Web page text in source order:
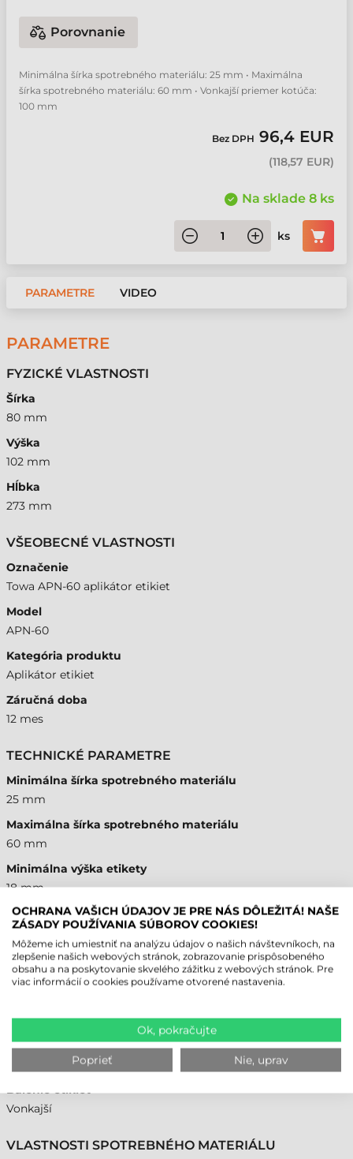
Porovnanie
Minimálna šírka spotrebného materiálu: 25 mm • Maximálna
šírka spotrebného materiálu: 60 mm • Vonkajší priemer kotúča:
100 mm
Bez DPH 96,4 EUR
(118,57 EUR)
Na sklade 8 ks
ks
PARAMETRE VIDEO
PARAMETRE
FYZICKÉ VLASTNOSTI
Šírka
80 mm
Výška
102 mm
Hĺbka
273 mm
VŠEOBECNÉ VLASTNOSTI
Označenie
Towa APN-60 aplikátor etikiet
Model
APN-60
Kategória produktu
Aplikátor etikiet
Záručná doba
12 mes
TECHNICKÉ PARAMETRE
Minimálna šírka spotrebného materiálu
25 mm
Maximálna šírka spotrebného materiálu
60 mm
Minimálna výška etikety
18 mm
Maximálna výška etikety
60 mm
Vonkajší priemer kotúča
100 mm
Manuálny
Minimálna medzera medzi etiketami (GAP)
Balenie etikiet
Vonkajší
VLASTNOSTI SPOTREBNÉHO MATERIÁLU
OCHRANA VAŠICH ÚDAJOV JE PRE NÁS DÔLEŽITÁ! NAŠE
ZÁSADY POUŽÍVANIA SÚBOROV COOKIES!
Môžeme ich umiestniť na analýzu údajov o našich návštevníkoch, na
zlepšenie našich webových stránok, zobrazovanie prispôsobeného
obsahu a na poskytovanie skvelého zážitku z webových stránok. Pre
viac informácií o cookies používame otvorené nastavenia.
Ok, pokračujte
Poprieť Nie, uprav